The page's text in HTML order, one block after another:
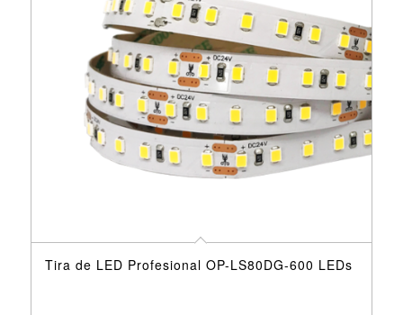
Tira de LED Profesional OP-LS80DG-600 LEDs